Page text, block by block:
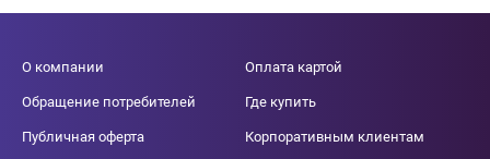
О компании
Обращение потребителей
Публичная оферта
Оплата картой
Где купить
Корпоративным клиентам